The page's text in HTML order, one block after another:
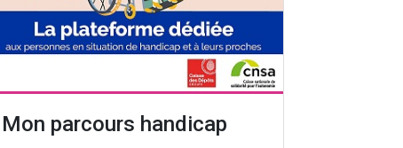
Mon parcours handicap